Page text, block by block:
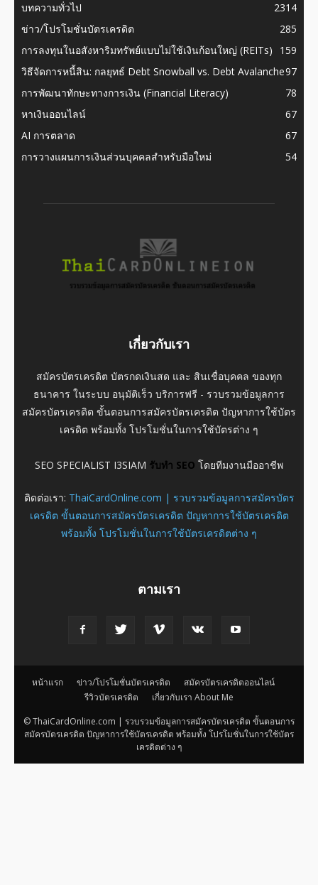
บทความทั่วไป
2314
ข่าว/โปรโมชั่นบัตรเครดิต
285
การลงทุนในอสังหาริมทรัพย์แบบไม่ใช้เงินก้อนใหญ่ (REITs)
159
วิธีจัดการหนี้สิน: กลยุทธ์ Debt Snowball vs. Debt Avalanche97
การพัฒนาทักษะทางการเงิน (Financial Literacy)
78
หาเงินออนไลน์
67
AI การตลาด
67
การวางแผนการเงินส่วนบุคคลสำหรับมือใหม่
54
เกี่ยวกับเรา
สมัครบัตรเครดิต บัตรกดเงินสด และ สินเชื่อบุคคล ของทุก
ธนาคาร ในระบบ อนุมัติเร็ว บริการฟรี - รวบรวมข้อมูลการ
สมัครบัตรเครดิต ขั้นตอนการสมัครบัตรเครดิต ปัญหาการใช้บัตร
เครดิต พร้อมทั้ง โปรโมชั่นในการใช้บัตรต่าง ๆ
SEO SPECIALIST I3SIAM รับทำ SEO โดยทีมงานมืออาชีพ
ติดต่อเรา: ThaiCardOnline.com | รวบรวมข้อมูลการสมัครบัตร
เครดิต ขั้นตอนการสมัครบัตรเครดิต ปัญหาการใช้บัตรเครดิต
พร้อมทั้ง โปรโมชั่นในการใช้บัตรเครดิตต่าง ๆ
ตามเรา
หน้าแรก ข่าว/โปรโมชั่นบัตรเครดิต
สมัครบัตรเครดิตออนไลน์
รีวิวบัตรเครดิต
เกี่ยวกับเรา About Me
© ThaiCardOnline.com | รวบรวมข้อมูลการสมัครบัตรเครดิต ขั้นตอนการ
สมัครบัตรเครดิต ปัญหาการใช้บัตรเครดิต พร้อมทั้ง โปรโมชั่นในการใช้บัตร
เครดิตต่าง ๆ